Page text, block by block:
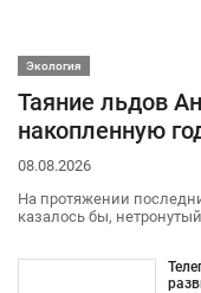
Экология
Таяние льдов
накопленную
08.08.2026
На протяжении
казалось бы,